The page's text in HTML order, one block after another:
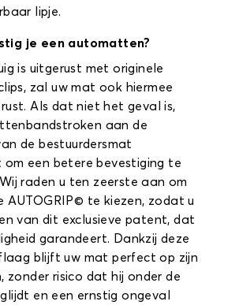
lipje.
je een automatten?
is uitgerust met originele
zal uw mat ook hiermee
Als dat niet het geval is,
aan de
de bestuurdersmat
een betere bevestiging te
raden u ten zeerste aan om
AUTOGRIP© te kiezen, zodat u
van dit exclusieve patent, dat
garandeert. Dankzij deze
blijft uw mat perfect op zijn
zonder risico dat hij onder de
en een ernstig ongeval